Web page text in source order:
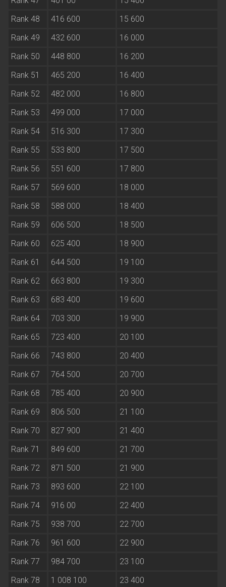
Rank 48
416 600
15 600
Rank 49
432 600
16 000
Rank 50
448 800
16 200
Rank 51
465 200
16 400
Rank 52
482 000
16 800
Rank 53
499 000
17 000
Rank 54
516 300
17 300
Rank 55
533 800
17 500
Rank 56
551 600
17 800
Rank 57
569 600
18 000
Rank 58
588 000
18 400
Rank 59
606 500
18 500
Rank 60
625 400
18 900
Rank 61
644 500
19 100
Rank 62
663 800
19 300
Rank 63
683 400
19 600
Rank 64
703 300
19 900
Rank 65
723 400
20 100
Rank 66
743 800
20 400
Rank 67
764 500
20 700
Rank 68
785 400
20 900
Rank 69
806 500
21 100
Rank 70
827 900
21 400
Rank 71
849 600
21 700
Rank 72
871 500
21 900
Rank 73
893 600
22 100
Rank 74
916 00
22 400
Rank 75
938 700
22 700
Rank 76
961 600
22 900
Rank 77
984 700
23 100
Rank 78
1 008 100
23 400